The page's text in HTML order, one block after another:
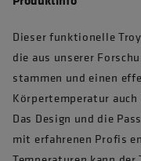
Dieser funktionelle
die aus unserer
stammen und einen
Körpertemperatur
Das Design und die
mit erfahrenen Profis